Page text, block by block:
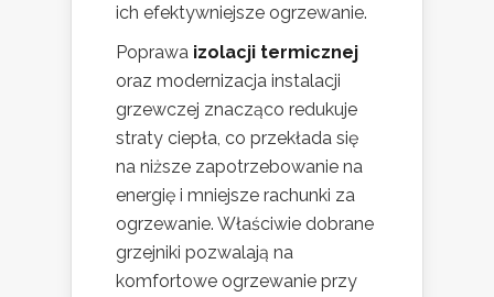
ich efektywniejsze ogrzewanie.
Poprawa izolacji termicznej
oraz modernizacja instalacji
grzewczej znacząco redukuje
straty ciepła, co przekłada się
na niższe zapotrzebowanie na
energię i mniejsze rachunki za
ogrzewanie. Właściwie dobrane
grzejniki pozwalają na
komfortowe ogrzewanie przy